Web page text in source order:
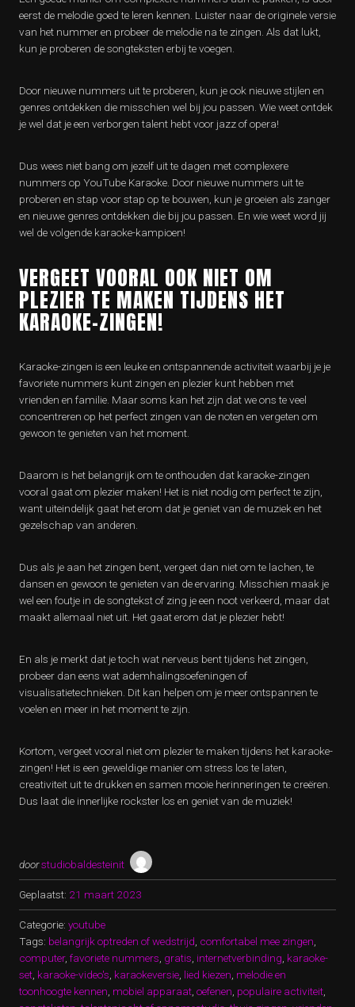
eerst de melodie goed te leren kennen. Luister naar de originele versie
van het nummer en probeer de melodie na te zingen. Als dat lukt,
kun je proberen de songteksten erbij te voegen.
Door nieuwe nummers uit te proberen, kun je ook nieuwe stijlen en
genres ontdekken die misschien wel bij jou passen. Wie weet ontdek
je wel dat je een verborgen talent hebt voor jazz of opera!
Dus wees niet bang om jezelf uit te dagen met complexere
nummers op YouTube Karaoke. Door nieuwe nummers uit te
proberen en stap voor stap op te bouwen, kun je groeien als zanger
en nieuwe genres ontdekken die bij jou passen. En wie weet word jij
wel de volgende karaoke-kampioen!
VERGEET VOORAL OOK NIET OM
PLEZIER TE MAKEN TIJDENS HET
KARAOKE-ZINGEN!
Karaoke-zingen is een leuke en ontspannende activiteit waarbij je je
favoriete nummers kunt zingen en plezier kunt hebben met
vrienden en familie. Maar soms kan het zijn dat we ons te veel
concentreren op het perfect zingen van de noten en vergeten om
gewoon te genieten van het moment.
Daarom is het belangrijk om te onthouden dat karaoke-zingen
vooral gaat om plezier maken! Het is niet nodig om perfect te zijn,
want uiteindelijk gaat het erom dat je geniet van de muziek en het
gezelschap van anderen.
Dus als je aan het zingen bent, vergeet dan niet om te lachen, te
dansen en gewoon te genieten van de ervaring. Misschien maak je
wel een foutje in de songtekst of zing je een noot verkeerd, maar dat
maakt allemaal niet uit. Het gaat erom dat je plezier hebt!
En als je merkt dat je toch wat nerveus bent tijdens het zingen,
probeer dan eens wat ademhalingsoefeningen of
visualisatietechnieken. Dit kan helpen om je meer ontspannen te
voelen en meer in het moment te zijn.
Kortom, vergeet vooral niet om plezier te maken tijdens het karaoke-
zingen! Het is een geweldige manier om stress los te laten,
creativiteit uit te drukken en samen mooie herinneringen te creëren.
Dus laat die innerlijke rockster los en geniet van de muziek!
doorstudiobaldesteinit
Geplaatst: 21 maart 2023
Categorie: youtube
Tags: belangrijk optreden of wedstrijd comfortabel mee zingen
computer, favoriete nummers gratis internetverbinding karaoke-
set karaoke-video's karaokeversie lied kiezen melodie en
toonhoogte kennen mobiel apparaat oefenen populaire activiteit